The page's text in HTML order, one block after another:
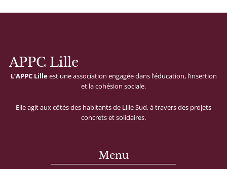
APPC Lille
L’APPC Lilleest uneassociation engagéedans l’éducation, l’insertion
et lacohésion sociale.
Elleagitauxcôtésdes habitantsde LilleSud,àtraversdes projets
concretsetsolidaires.
Menu